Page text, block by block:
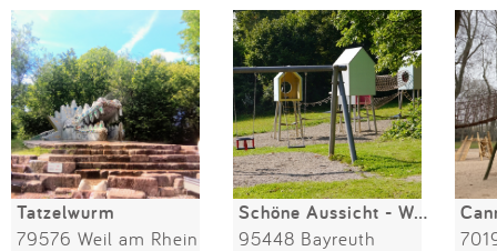
Tatzelwurm
79576 Weil am Rhein
Schöne Aussicht - Wolkenkuckucksheim
95448 Bayreuth